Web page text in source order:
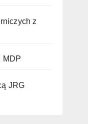
z
MDP
JRG